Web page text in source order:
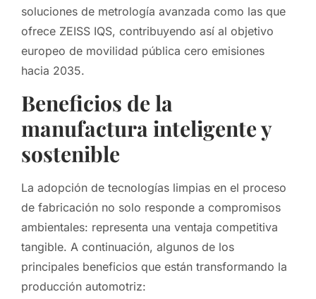
soluciones de metrología avanzada como las que
ofrece ZEISS IQS, contribuyendo así al objetivo
europeo de movilidad pública cero emisiones
hacia 2035.
Beneficios de la
manufactura inteligente y
sostenible
La adopción de tecnologías limpias en el proceso
de fabricación no solo responde a compromisos
ambientales: representa una ventaja competitiva
tangible. A continuación, algunos de los
principales beneficios que están transformando la
producción automotriz: